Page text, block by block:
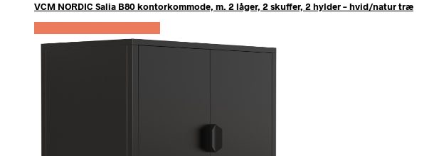
VCM NORDIC Salia B80 kontorkommode, m. 2 låger, 2 skuffer, 2 hylder – hvid/natur træ